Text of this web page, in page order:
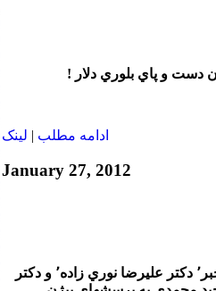
ادامه مطلب لينک
January 27, 2012
در برنامه امشب تفسير خبر٬ دكتر عليرضا نوري زاده٬ و دكتر